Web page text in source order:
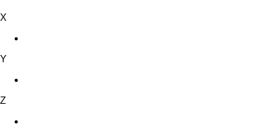
X
Y
Z